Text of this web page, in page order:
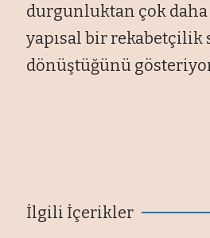
durgunluktan çok daha
yapısal bir rekabetçilik
dönüştüğünü
İlgili İçerikler